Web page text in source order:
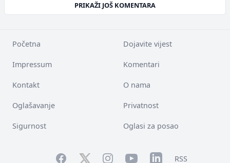
PRIKAŽI JOŠ KOMENTARA
Početna Dojavite vijest
Impressum Komentari
Kontakt O nama
Oglašavanje Privatnost
Sigurnost Oglasi za posao
FacebookTwitterInstagramYouTubeLinkedInRSS